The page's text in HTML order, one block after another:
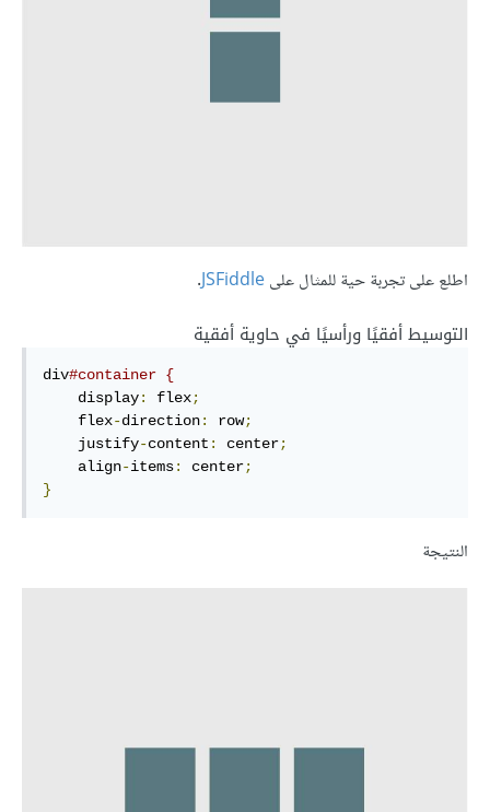
اطلع على تجربة حية للمثال علىJSFiddle
.
التوسيط أفقيًا ورأسيًا في حاوية أفقية
div#container {
    display
: flex;
    flex
-direction: row;
    justify
-content : center;
    align
-items: center;
}
النتيجة